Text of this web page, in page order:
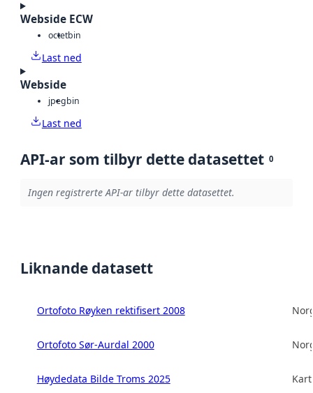
Webside ECW
octetbin
Last ned
Webside
jpegbin
Last ned
API-ar som tilbyr dette datasettet 0
Ingen registrerte API-ar tilbyr dette datasettet.
Liknande datasett
Ortofoto Røyken rektifisert 2008
Ortofoto Sør-Aurdal 2000
Høydedata Bilde Troms 2025